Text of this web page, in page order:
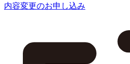
内容変更のお申し込み